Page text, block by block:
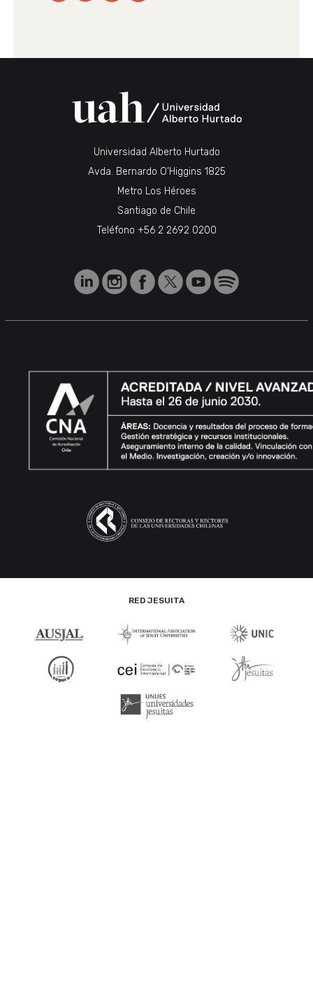
Universidad Alberto Hurtado
Avda. Bernardo O’Higgins 1825
Metro Los Héroes
Santiago de Chile
Teléfono +56 2 2692 0200
RED JESUITA